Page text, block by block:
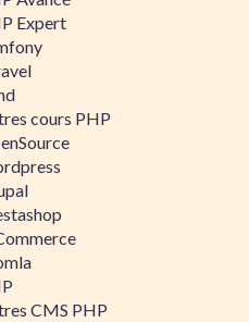
Expert
cours PHP
CMS PHP